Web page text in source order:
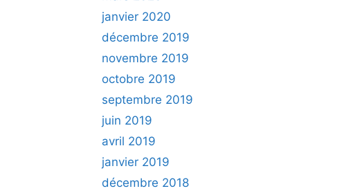
janvier 2020
décembre 2019
novembre 2019
octobre 2019
septembre 2019
juin 2019
avril 2019
janvier 2019
décembre 2018